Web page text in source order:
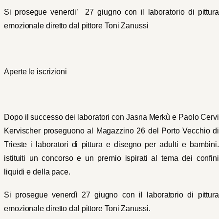
Si prosegue venerdi’ 27 giugno con il laboratorio di pittura
emozionale diretto dal pittore Toni Zanussi
Aperte le iscrizioni
Dopo il successo dei laboratori con Jasna Merkù e Paolo Cervi
Kervischer proseguono al Magazzino 26 del Porto Vecchio di
Trieste i laboratori di pittura e disegno per adulti e bambini.
istituiti un concorso e un premio ispirati al tema dei confini
liquidi e della pace.
Si prosegue venerdì 27 giugno con il laboratorio di pittura
emozionale diretto dal pittore Toni Zanussi.